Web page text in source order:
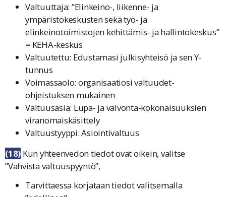
Valtuuttaja: ”Elinkeino-, liikenne- ja
ympäristökeskusten sekä työ- ja
elinkeinotoimistojen kehittämis- ja hallintokeskus”
= KEHA-keskus
Valtuutettu: Edustamasi julkisyhteisö ja sen Y-
tunnus
Voimassaolo: organisaatiosi valtuudet-
ohjeistuksen mukainen
Valtuusasia: Lupa- ja valvonta-kokonaisuuksien
viranomaiskäsittely
Valtuustyyppi: Asiointivaltuus
(18) Kun yhteenvedon tiedot ovat oikein, valitse
”Vahvista valtuuspyyntö”,
Tarvittaessa korjataan tiedot valitsemalla